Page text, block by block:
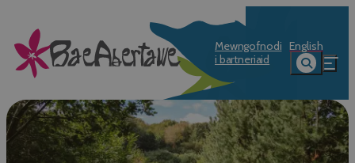
Mewngofnodi
i bartneriaid
English